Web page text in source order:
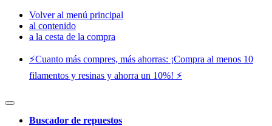
Volver al menú principal
al contenido
a la cesta de la compra
⚡️Cuanto más compres, más ahorras: ¡Compra al menos 10
filamentos y resinas y ahorra un 10%! ⚡️
Buscador de repuestos